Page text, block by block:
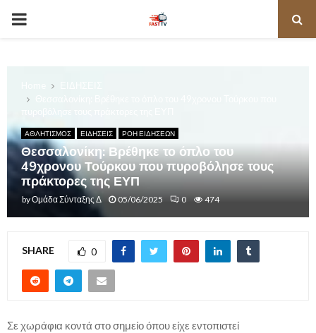
PRIMARY
ΑΘΛΗΤΙΣΜΟΣ ΕΙΔΗΣΕΙΣ ΡΟΗ ΕΙΔΗΣΕΩΝ
Θεσσαλονίκη: Βρέθηκε το όπλο του
49χρονου Τούρκου που πυροβόλησε τους
πράκτορες της ΕΥΠ
byΟμάδα Σύνταξης Δ 05/06/2025 0 474
SHARE 0
Σε χωράφια κοντά στο σημείο όπου είχε εντοπιστεί